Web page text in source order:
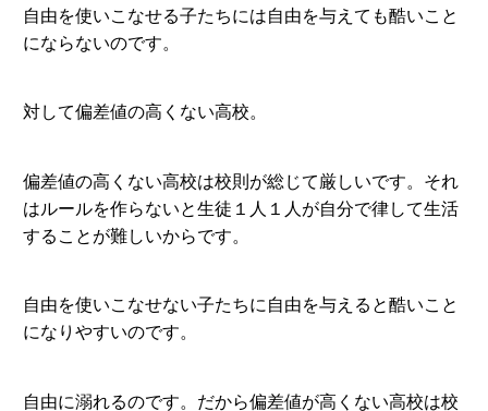
自由を使いこなせる子たちには自由を与えても酷いこと
にならないのです。
対して偏差値の高くない高校。
偏差値の高くない高校は校則が総じて厳しいです。それ
はルールを作らないと生徒１人１人が自分で律して生活
することが難しいからです。
自由を使いこなせない子たちに自由を与えると酷いこと
になりやすいのです。
自由に溺れるのです。だから偏差値が高くない高校は校